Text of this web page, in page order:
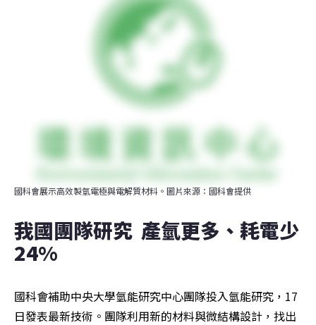
國科會展示高效製氫電極與電解質材料。圖片來源：國科會提供
我國團隊研究  產氫更多、耗電少
24%
國科會補助中央大學氫能研究中心團隊投入氫能研究，17
日發表最新技術。團隊利用新的材料與微結構設計，找出